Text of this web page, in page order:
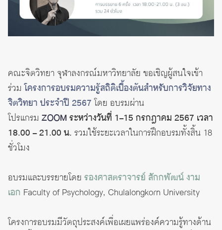
คณะจิตวิทยา จุฬาลงกรณ์มหาวิทยาลัย ขอเชิญผู้สนใจเข้า
ร่วมโครงการอบรมความรู้สถิติเบื้องต้นสำหรับการวิจัยทาง
จิตวิทยา ประจำปี 2567โดย อบรมผ่าน
โปรแกรม ZOOMระหว่างวันที่ 1–15 กรกฎาคม 2567 เวลา
18.00 – 21.00 น. รวมใช้ระยะเวลาในการฝึกอบรมทั้งสิ้น 18
ชั่วโมง
อบรมและบรรยายโดย รองศาสตราจารย์ สักกพัฒน์ งาม
เอก Faculty of Psychology, Chulalongkorn University
โครงการอบรมมีวัตถุประสงค์เพื่อเผยแพร่องค์ความรู้ทางด้าน